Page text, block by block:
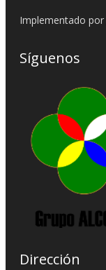
Implementado por
Síguenos
Dirección